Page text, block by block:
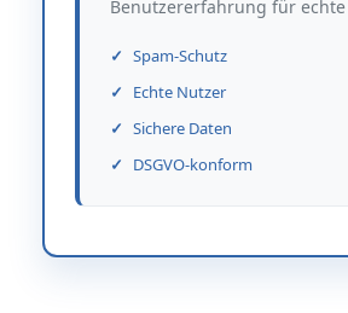
Benutzererfahrung für echte
Spam-Schutz
Echte Nutzer
Sichere Daten
DSGVO-konform